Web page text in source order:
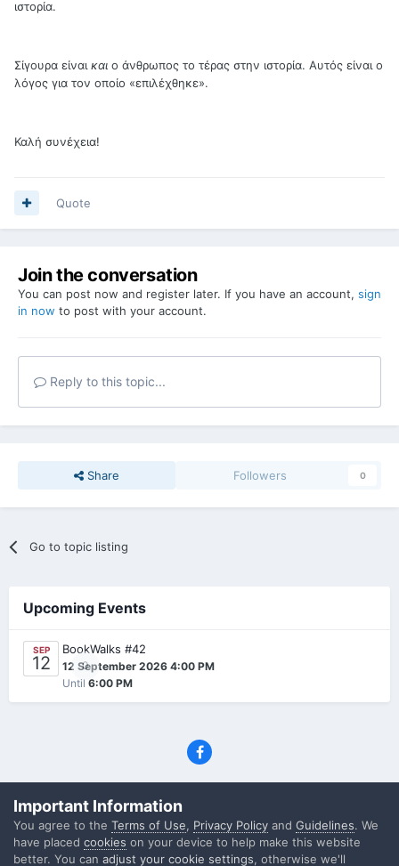
ιστορία.
Σίγουρα είναι και ο άνθρωπος το τέρας στην ιστορία. Αυτός είναι ο
λόγος για τον οποίο «επιλέχθηκε».
Καλή συνέχεια!
Quote
Join the conversation
You can post now and register later. If you have an account, sign
in now to post with your account.
Reply to this topic...
Share Followers 0
Go to topic listing
Upcoming Events
SEP
12 0
BookWalks #42
12 September 2026 4:00 PM
Until 6:00 PM
(C) SFF.gr, All rights reserved
Powered by Invision Community
Important Information
You agree to the Terms of Use, Privacy Policy and Guidelines. We
have placed cookies on your device to help make this website
better. You can adjust your cookie settings, otherwise we'll